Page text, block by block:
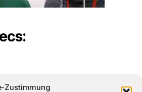
Zustimmung
über Männlichkeit